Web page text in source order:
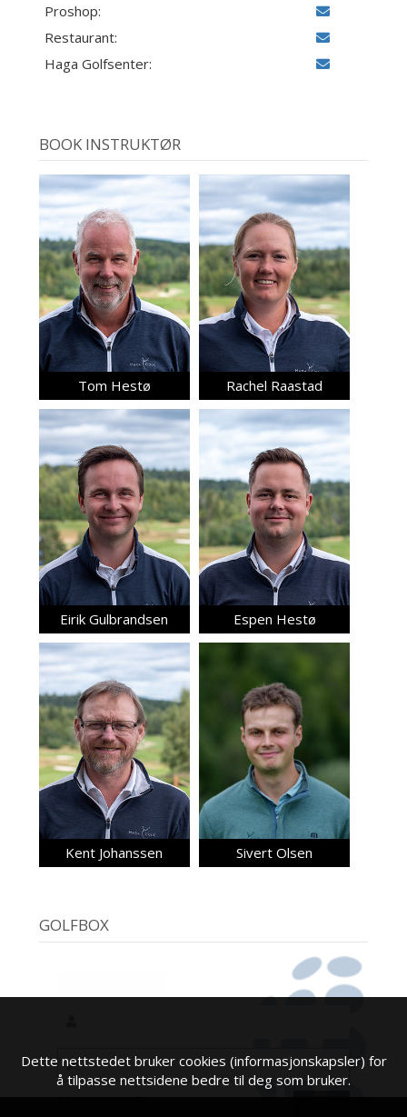
Proshop:
Restaurant:
Haga Golfsenter:
BOOK INSTRUKTØR
Tom Hestø Rachel Raastad
Eirik Gulbrandsen Espen Hestø
Kent Johanssen Sivert Olsen
GOLFBOX
Glemt passord?
Dette nettstedet bruker cookies (informasjonskapsler) for
å tilpasse nettsidene bedre til deg som bruker.